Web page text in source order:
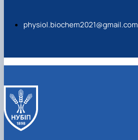
physiol.biochem2021@gmail.com